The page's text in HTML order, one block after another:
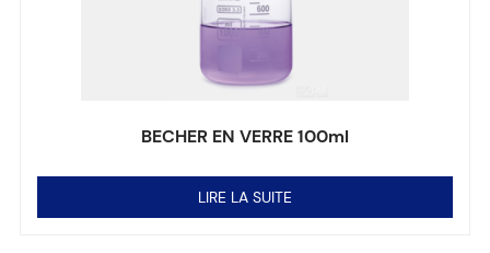
BECHER EN VERRE 100ml
LIRE LA SUITE